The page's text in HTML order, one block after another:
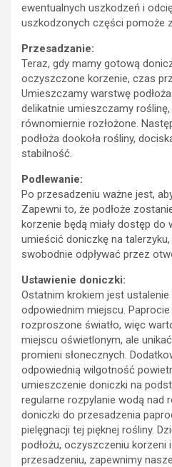
ewentualnych uszkodzeń i
uszkodzonych części pomoże
Przesadzanie:
Teraz, gdy mamy gotową
oczyszczone korzenie, czas
Umieszczamy warstwę
delikatnie umieszczamy roślinę,
równomiernie rozłożone.
podłoża dookoła rośliny,
stabilność.
Podlewanie:
Po przesadzeniu ważne jest,
Zapewni to, że podłoże
korzenie będą miały dostęp do
umieścić doniczkę na
swobodnie odpływać przez
Ustawienie doniczki:
Ostatnim krokiem jest
odpowiednim miejscu. Paprocie
rozproszone światło, więc
miejscu oświetlonym, ale
promieni słonecznych.
odpowiednią wilgotność
umieszczenie doniczki na
regularne rozpylanie wodą nad
doniczki do przesadzenia
pielęgnacji tej pięknej rośliny.
podłożu, oczyszczeniu korzeni
przesadzeniu, zapewnimy